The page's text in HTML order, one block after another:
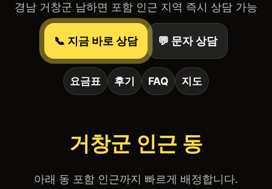
경남 거창군 남하면 포함 인근 지역 즉시 상담 가능
📞 지금 바로 상담 💬 문자 상담
요금표 후기 FAQ 지도
거창군 인근 동
아래 동 포함 인근까지 빠르게 배정합니다.